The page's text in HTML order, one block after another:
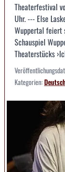
Theaterfestival
Uhr. --- Else
Wuppertal feiert
Schauspiel
Theaterstücks
Kategorien: